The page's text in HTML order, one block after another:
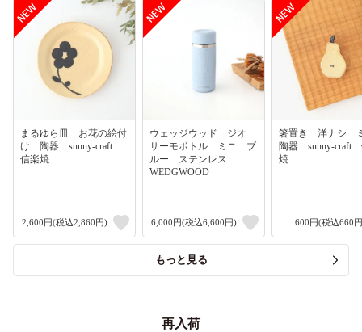
まるゆら皿 お花の絵付
け 陶器 sunny-craft
信楽焼
2,600円(税込2,860円)
ウェッジウッド ジオ
サーモボトル ミニ ブ
ルー ステンレス
WEDGWOOD
6,000円(税込6,600円)
箸置き 洋ナシ
陶器 sunny-craft
焼
600円(税込660
もっと見る
再入荷